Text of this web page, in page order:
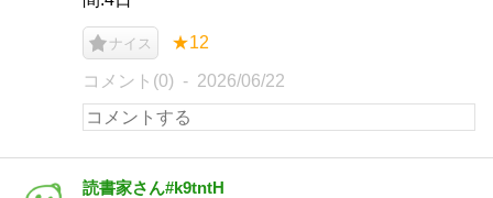
ナイス ★12
コメント(0) 2026/06/22
読書家さん#k9tntH